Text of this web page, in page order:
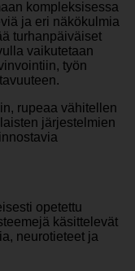
kompleksisessa
ja eri näkökulmia
turhanpäiväiset
vaikutetaan
työn
rupeaa vähitellen
järjestelmien
opetettu
käsittelevät
neurotieteet ja